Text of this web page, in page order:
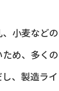
小麦など
め、多く
し、製造ラ